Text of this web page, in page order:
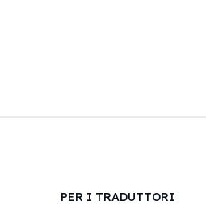
PER I TRADUTTORI